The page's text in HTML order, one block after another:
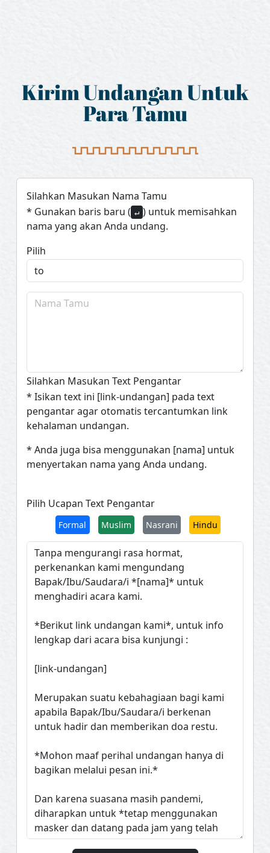
Kirim Undangan Untuk
Para Tamu
Silahkan Masukan Nama Tamu
* Gunakan baris baru ( ↵ ) untuk memisahkan
nama yang akan Anda undang.
Pilih
Silahkan Masukan Text Pengantar
* Isikan text ini [link-undangan] pada text
pengantar agar otomatis tercantumkan link
kehalaman undangan.
* Anda juga bisa menggunakan [nama] untuk
menyertakan nama yang Anda undang.
Pilih Ucapan Text Pengantar
Formal Muslim Nasrani Hindu